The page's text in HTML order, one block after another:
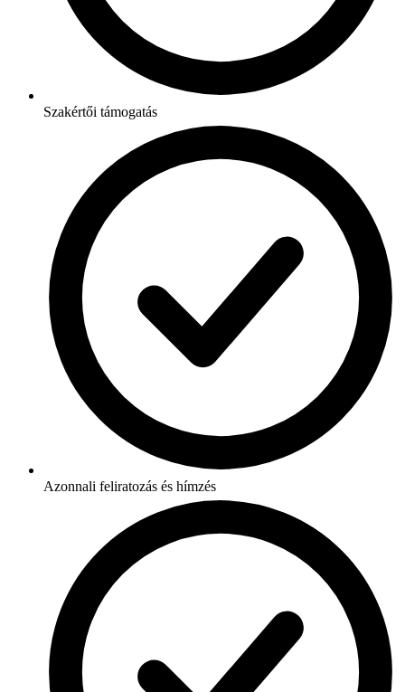
Szakértői támogatás
Azonnali feliratozás és hímzés